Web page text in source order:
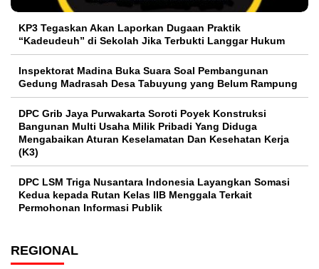
KP3 Tegaskan Akan Laporkan Dugaan Praktik
“Kadeudeuh” di Sekolah Jika Terbukti Langgar Hukum
Inspektorat Madina Buka Suara Soal Pembangunan
Gedung Madrasah Desa Tabuyung yang Belum Rampung
DPC Grib Jaya Purwakarta Soroti Poyek Konstruksi
Bangunan Multi Usaha Milik Pribadi Yang Diduga
Mengabaikan Aturan Keselamatan Dan Kesehatan Kerja
(K3)
DPC LSM Triga Nusantara Indonesia Layangkan Somasi
Kedua kepada Rutan Kelas IIB Menggala Terkait
Permohonan Informasi Publik
REGIONAL